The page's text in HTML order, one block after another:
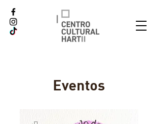
Eventos